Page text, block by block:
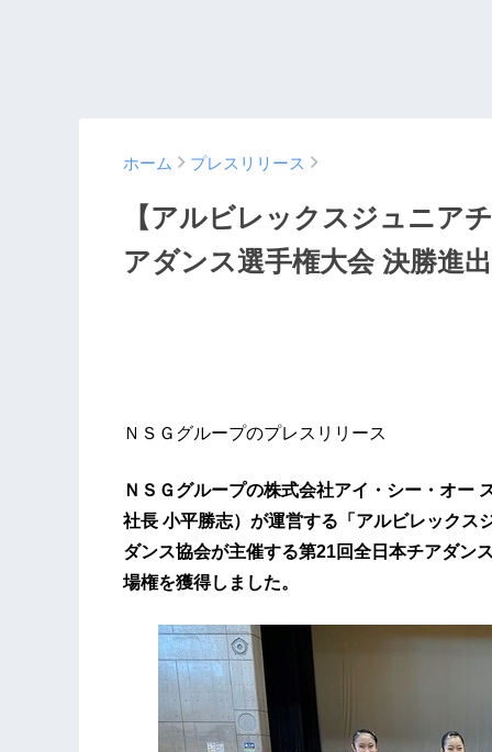
ホーム プレスリリース
【アルビレックスジュニア
アダンス選手権大会 決勝進
ＮＳＧグループのプレスリリース
ＮＳＧグループの株式会社アイ・シー・オー
社長 小平勝志）が運営する「アルビレックス
ダンス協会が主催する第21回全日本チアダン
場権を獲得しました。